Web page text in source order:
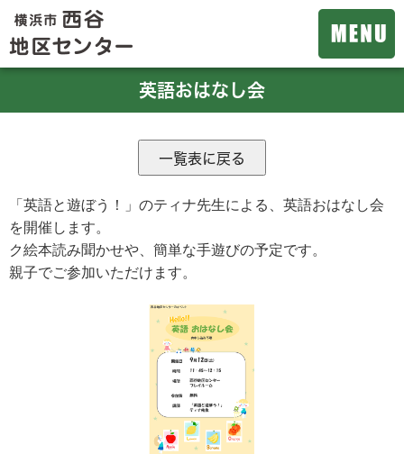
英語おはなし会
「英語と遊ぼう！」のティナ先生による、英語おはなし会
を開催します。
ク絵本読み聞かせや、簡単な手遊びの予定です。
親子でご参加いただけます。